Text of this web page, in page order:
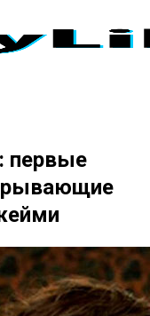
первые